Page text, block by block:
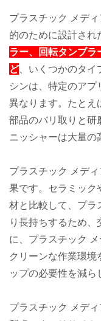
プラスチック メデ
的のために設計され
ラー、回転タンブラ
ど 、いくつかのタ
シンは、特定のアプ
異なります。たとえ
部品のバリ取りと研
ニッシャーは大量の
プラスチック メデ
果です。セラミック
材と比較して、プラ
り長持ちするため
に、プラスチック
クリーンな作業環
ップの必要性を減ら
プラスチック メデ